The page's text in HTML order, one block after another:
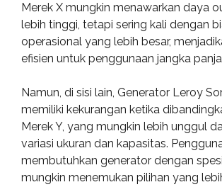
Merek X mungkin menawarkan daya
lebih tinggi, tetapi sering kali dengan
operasional yang lebih besar,
efisien untuk penggunaan jangka
Namun, di sisi lain, Generator Leroy
memiliki kekurangan ketika
Merek Y, yang mungkin lebih unggul
variasi ukuran dan kapasitas.
membutuhkan generator dengan
mungkin menemukan pilihan yang